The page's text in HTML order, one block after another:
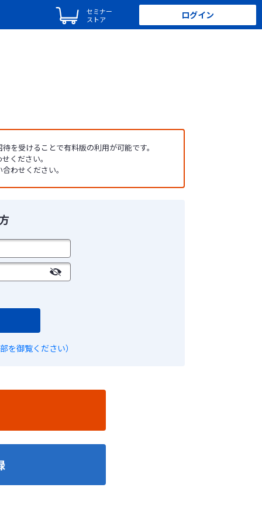
セミナー
ストア
ログイン
を受けることで有料版の利用が可能です。
ください。
わせください。
を御覧ください）